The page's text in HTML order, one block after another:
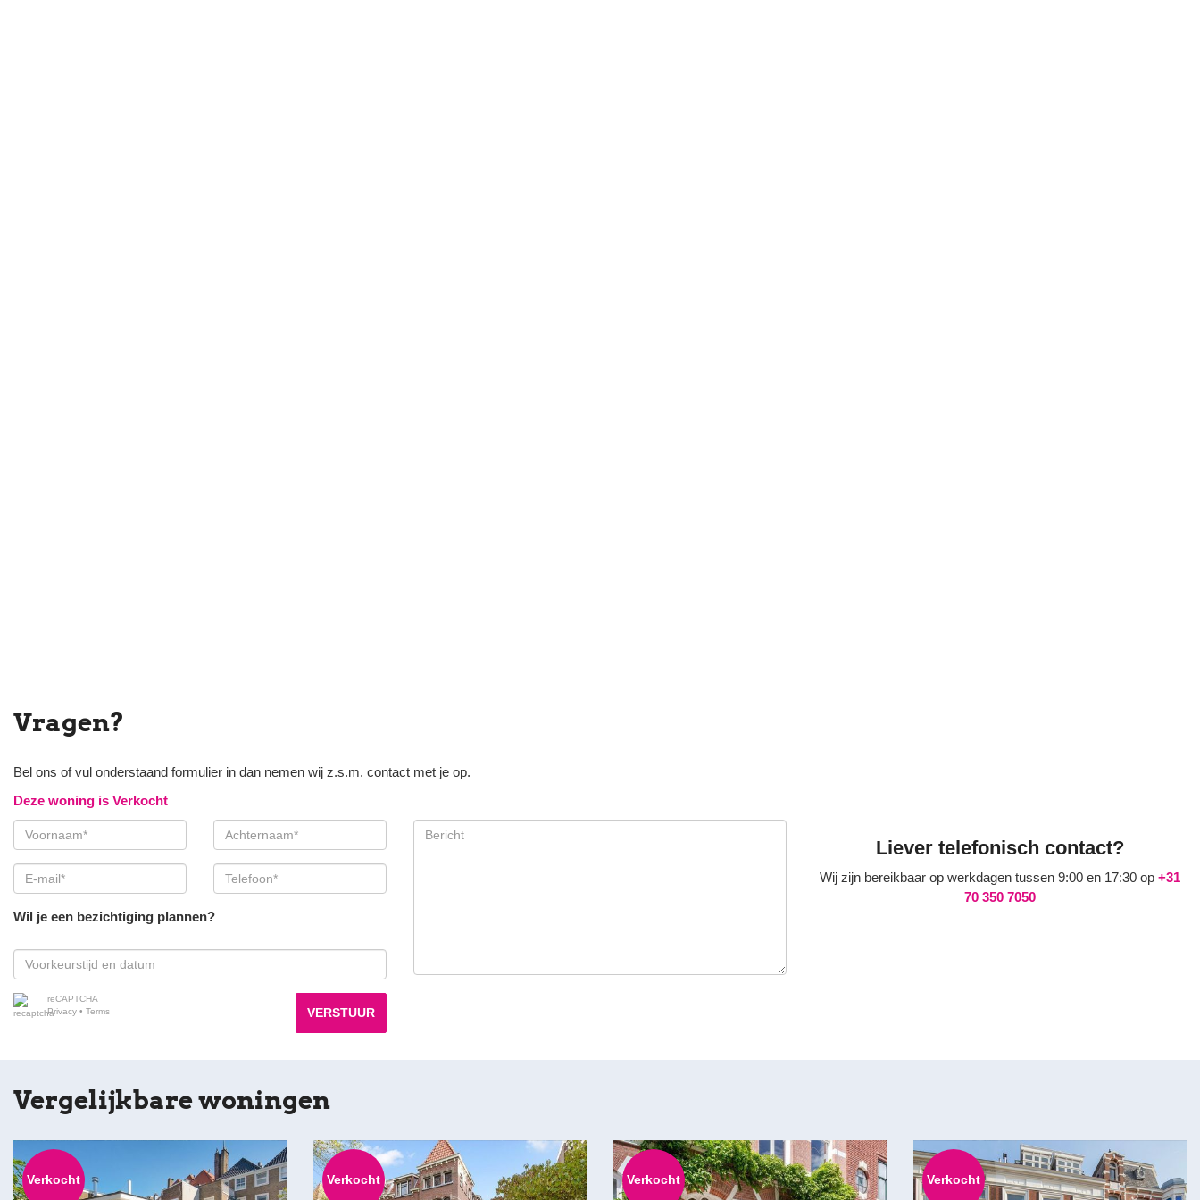
Vragen?
Bel ons of vul onderstaand formulier in dan nemen wij z.s.m. contact met je op.
Deze woning is Verkocht
Wil je een bezichtiging plannen?
reCAPTCHA
Privacy • Terms VERSTUUR
Liever telefonisch contact?
Wij zijn bereikbaar op werkdagen tussen 9:00 en 17:30 op +31
70 350 7050
Vergelijkbare woningen
Verkocht Verkocht Verkocht Verkocht